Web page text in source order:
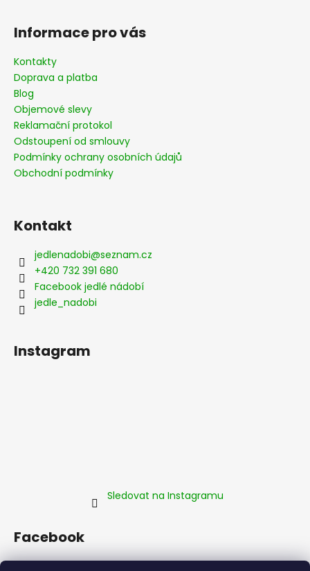
Informace pro vás
Kontakty
Doprava a platba
Blog
Objemové slevy
Reklamační protokol
Odstoupení od smlouvy
Podmínky ochrany osobních údajů
Obchodní podmínky
Kontakt
jedlenadobi@seznam.cz
+420 732 391 680
Facebook jedlé nádobí
jedle_nadobi
Instagram
Sledovat na Instagramu
Facebook